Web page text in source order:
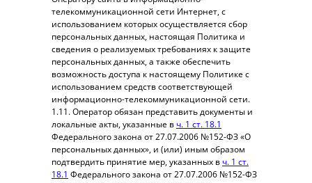
телекоммуникационной сети Интернет, с
использованием которых осуществляется сбор
персональных данных, настоящая Политика и
сведения о реализуемых требованиях к защите
персональных данных, а также обеспечить
возможность доступа к настоящему Политике с
использованием средств соответствующей
информационно-телекоммуникационной сети.
1.11. Оператор обязан представить документы и
локальные акты, указанные вч. 1 ст. 18.1
Федерального закона от 27.07.2006 №152-ФЗ «О
персональных данных», и (или) иным образом
подтвердить принятие мер, указанных вч. 1 ст.
18.1 Федерального закона от 27.07.2006 №152-ФЗ